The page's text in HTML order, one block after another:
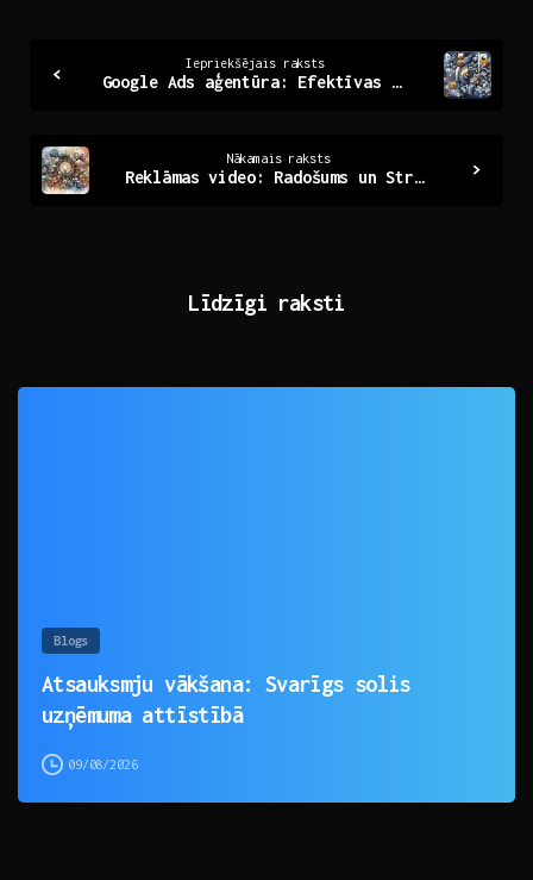
Reading
Iepriekšējais raksts
Google Ads aģentūra: Efektīvas reklāmas risinājumi
Nākamais raksts
Reklāmas video: Radošums un Stratēģija Mūsdienu Mārketingā
Līdzīgi raksti
Blogs
Atsauksmju vākšana: Svarīgs solis
uzņēmuma attīstībā
09/08/2026